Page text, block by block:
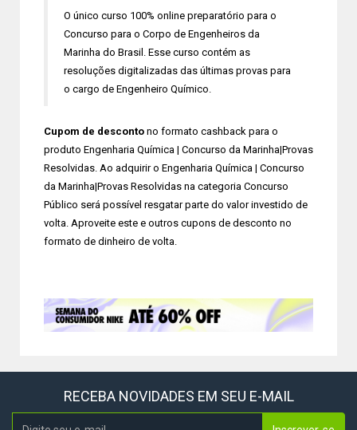
O único curso 100% online preparatório para o
Concurso para o Corpo de Engenheiros da
Marinha do Brasil. Esse curso contém as
resoluções digitalizadas das últimas provas para
o cargo de Engenheiro Químico.
Cupom de desconto no formato cashback para o
produto Engenharia Química | Concurso da Marinha|Provas
Resolvidas. Ao adquirir o Engenharia Química | Concurso
da Marinha|Provas Resolvidas na categoria Concurso
Público será possível resgatar parte do valor investido de
volta. Aproveite este e outros cupons de desconto no
formato de dinheiro de volta.
RECEBA NOVIDADES EM SEU E-MAIL